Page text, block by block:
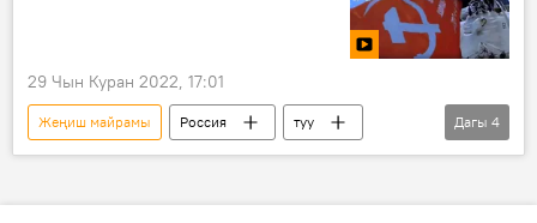
29 Чын Куран 2022, 17:01
Жеңиш майрамы Россия
туу
Видео
космос
космонавт
Дагы 4